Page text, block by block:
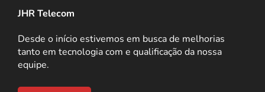
JHR Telecom
Desde o início estivemos em busca de melhorias
tanto em tecnologia com e qualificação da nossa
equipe.